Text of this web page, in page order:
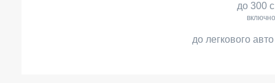
до 300
включно
до легкового авто